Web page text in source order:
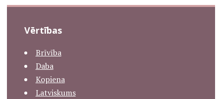
Vērtības
Brīvība
Daba
Kopiena
Latviskums